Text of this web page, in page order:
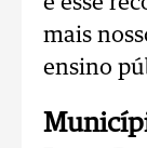
mais
ensino